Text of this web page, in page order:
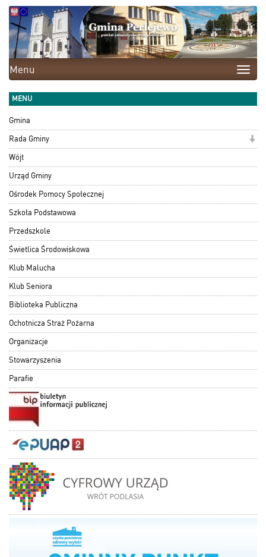
Toggle
Menu
MENU
Gmina
Rada Gminy
Wójt
Urząd Gminy
Ośrodek Pomocy Społecznej
Szkoła Podstawowa
Przedszkole
Świetlica Środowiskowa
Klub Malucha
Klub Seniora
Biblioteka Publiczna
Ochotnicza Straż Pożarna
Organizacje
Stowarzyszenia
Parafie